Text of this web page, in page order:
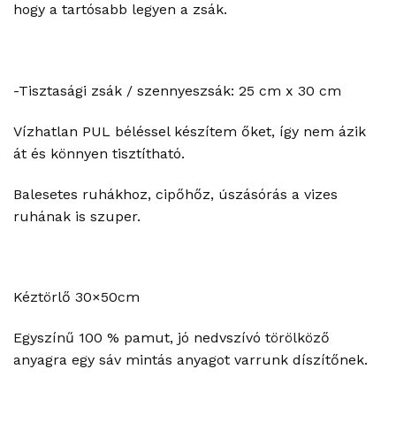
hogy a tartósabb legyen a zsák.
-Tisztasági zsák / szennyeszsák: 25 cm x 30 cm
Vízhatlan PUL béléssel készítem őket, így nem ázik
át és könnyen tisztítható.
Balesetes ruhákhoz, cipőhőz, úszásórás a vizes
ruhának is szuper.
Kéztörlő 30×50cm
Egyszínű 100 % pamut, jó nedvszívó törölköző
anyagra egy sáv mintás anyagot varrunk díszítőnek.